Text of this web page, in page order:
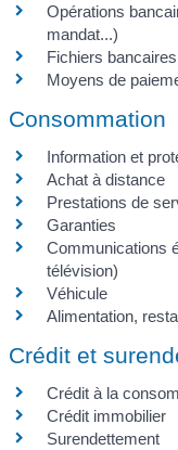
Opérations
mandat...)
Fichiers bancaires
Moyens de
Consommation
Information et
Achat à distance
Prestations de
Garanties
Communications
télévision)
Véhicule
Alimentation,
Crédit et
Crédit à la
Crédit immobilier
Surendettement